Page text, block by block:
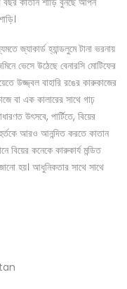
জ্যাকার্ড হ্যান্ডলুমে টানা ভরনায়
ভেসে উঠেছে বেনারসি মোটিফের
উজ্জ্বল বাহারি রঙের কারুকাজের
বা এক কালারের সাথে গাঢ়
উৎসবে, পার্টিতে, বিয়ের
আরও আনন্দিত করতে কাতান
বিয়ের কনেকে কারুকার্য মন্ডিত
হয়। আধুনিকতার সাথে সাথে